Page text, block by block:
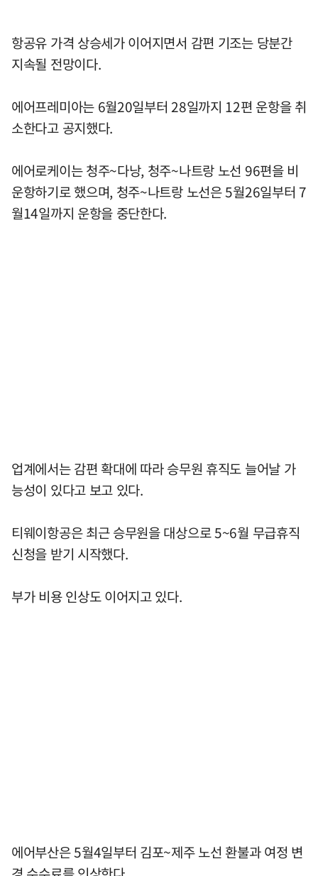
항공유 가격 상승세가 이어지면서 감편 기조는 당분간
지속될 전망이다.
에어프레미아는 6월20일부터 28일까지 12편 운항을 취
소한다고 공지했다.
에어로케이는 청주~다낭, 청주~나트랑 노선 96편을 비
운항하기로 했으며, 청주~나트랑 노선은 5월26일부터 7
월14일까지 운항을 중단한다.
업계에서는 감편 확대에 따라 승무원 휴직도 늘어날 가
능성이 있다고 보고 있다.
티웨이항공은 최근 승무원을 대상으로 5~6월 무급휴직
신청을 받기 시작했다.
부가 비용 인상도 이어지고 있다.
에어부산은 5월4일부터 김포~제주 노선 환불과 여정 변